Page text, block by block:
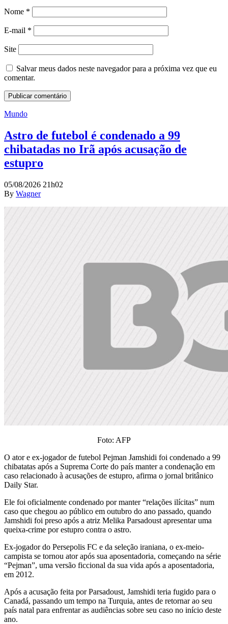
Nome *
E-mail *
Site
Salvar meus dados neste navegador para a próxima vez que eu
comentar.
Mundo
Astro de futebol é condenado a 99
chibatadas no Irã após acusação de
estupro
05/08/2026 21h02
By Wagner
Foto: AFP
O ator e ex-jogador de futebol Pejman Jamshidi foi condenado a 99
chibatatas após a Suprema Corte do país manter a condenação em
caso relacionado à acusações de estupro, afirma o jornal britânico
Daily Star.
Ele foi oficialmente condenado por manter “relações ilícitas” num
caso que chegou ao público em outubro do ano passado, quando
Jamshidi foi preso após a atriz Melika Parsadoust apresentar uma
queixa-crime por estupro contra o astro.
Ex-jogador do Persepolis FC e da seleção iraniana, o ex-meio-
campista se tornou ator após sua aposentadoria, começando na série
“Pejman”, uma versão ficcional da sua vida após a aposentadoria,
em 2012.
Após a acusação feita por Parsadoust, Jamshidi teria fugido para o
Canadá, passando um tempo na Turquia, antes de retornar ao seu
país natal para enfrentar as audiências sobre seu caso no início deste
ano.